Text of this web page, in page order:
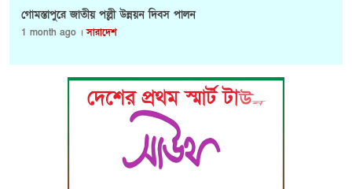
গোমস্তাপুরে জাতীয় পল্লী উন্নয়ন দিবস পালন
1 month ago ।সারাদেশ